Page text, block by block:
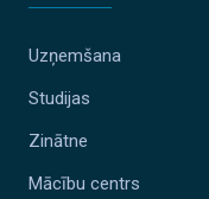
Uzņemšana
Studijas
Zinātne
Mācību centrs